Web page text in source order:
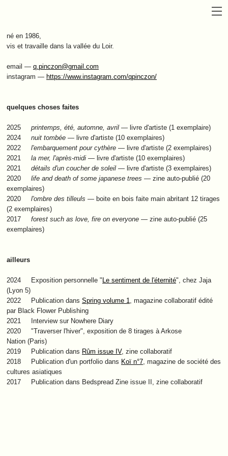
né en 1986,
vis et travaille dans la vallée du Loir.
email — q.pinczon@gmail.com
instagram — https://www.instagram.com/qpinczon/
quelques choses faites
2025 printemps, été, automne, avril — livre d'artiste (1 exemplaire)
2024 nuit tombée — livre d'artiste (10 exemplaires)
2022 l'embarquement pour cythère — livre d'artiste (2 exemplaires)
2021
la mer, l'après-midi — livre d'artiste (10 exemplaires)
2021
détails d'un coucher de soleil — livre d'artiste (3 exemplaires)
2020
life and death of some japanese trees — zine auto-publié (20
exemplaires)
2020
l'ombre des tilleuls — boite en bois faite main abritant 12 tirages
(2 exemplaires)
2017
forest such as love, fire on everyone — zine auto-publié (25
exemplaires)
ailleurs
2024 Exposition personnelle " Le sentiment de l'éternité", chez Jaja
(Lyon 5)
2022
Publication dans Spring volume 1, magazine collaboratif édité
par Black Flower Publishing
2021
Interview sur Nowhere Diary
2020
"Traverser l'hiver", exposition de 8 tirages à Arkose
Nation (Paris)
2019 Publication dans Rûm issue IV, zine collaboratif
2018 Publication d'un portfolio dans Koï n°7, magazine de société des
cultures asiatiques
2017 Publication dans Bedspread Zine issue II, zine collaboratif